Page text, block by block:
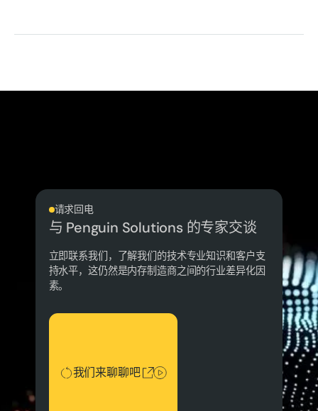
请求回电
与 Penguin Solutions 的专家交谈
立即联系我们，了解我们的技术专业知识和客户支
持水平，这仍然是内存制造商之间的行业差异化因
素。
我们来聊聊吧
我们来聊聊吧